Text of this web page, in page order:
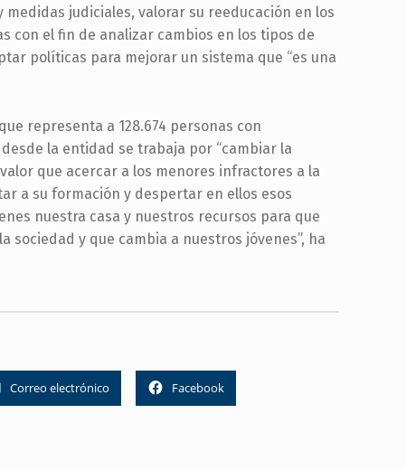
judiciales, valorar su reeducación en los
con el fin de analizar cambios en los tipos de
políticas para mejorar un sistema que “es una
representa a 128.674 personas con
la entidad se trabaja por “cambiar la
que acercar a los menores infractores a la
a su formación y despertar en ellos esos
nuestra casa y nuestros recursos para que
sociedad y que cambia a nuestros jóvenes”, ha
Correo electrónico Facebook